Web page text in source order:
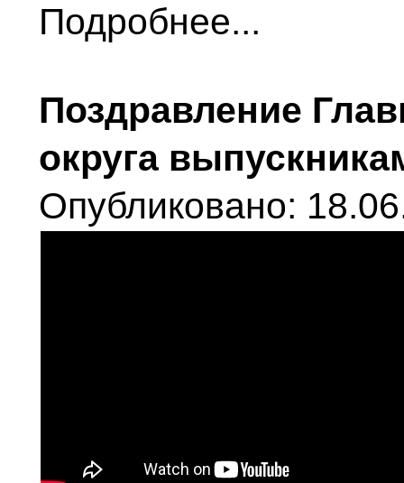
Подробнее...
Поздравление
округа
Опубликовано: